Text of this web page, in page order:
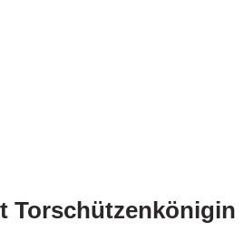
Torschützenkönigin